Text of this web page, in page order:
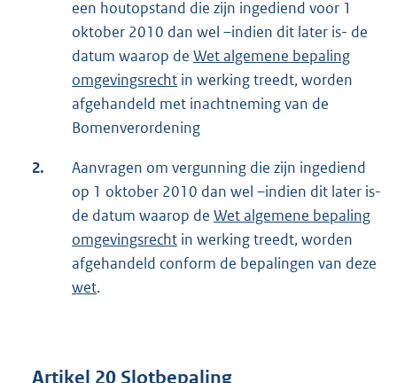
een houtopstand die zijn ingediend voor 1
oktober 2010 dan wel –indien dit later is- de
datum waarop de Wet algemene bepaling
omgevingsrecht in werking treedt, worden
afgehandeld met inachtneming van de
Bomenverordening
2.
Aanvragen om vergunning die zijn ingediend
op 1 oktober 2010 dan wel –indien dit later is-
de datum waarop de Wet algemene bepaling
omgevingsrecht in werking treedt, worden
afgehandeld conform de bepalingen van deze
wet.
Artikel 20 Slotbepaling